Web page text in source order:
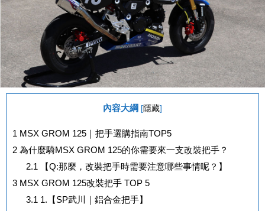
內容大綱 [隱藏]
1 MSX GROM 125｜把手選購指南TOP5
2 為什麼騎MSX GROM 125的你需要來一支改裝把手？
2.1 【Q:那麼，改裝把手時需要注意哪些事情呢？】
3 MSX GROM 125改裝把手 TOP 5
3.1 1.【SP武川｜鋁合金把手】